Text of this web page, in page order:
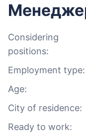
Considering
positions:
Employment type:
Age:
City of residence:
Ready to work: